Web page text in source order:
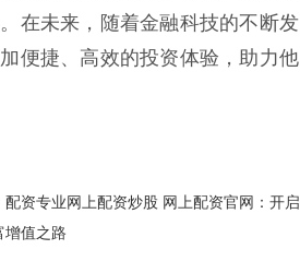
在未来，随着金融科技的不断发
便捷、高效的投资体验，助力他
配资专业网上配资炒股 网上配资官网：开启
增值之路